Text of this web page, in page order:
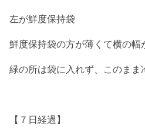
左が鮮度保持袋
鮮度保持袋の方が薄くて横の幅
緑の所は袋に入れず、このまま
【７日経過】